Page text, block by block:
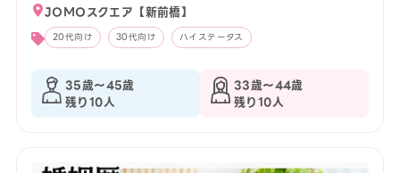
JOMOスクエア【新前橋】
20代向け 30代向け ハイステータス
35歳〜45歳
残り10人
33歳〜44歳
残り10人